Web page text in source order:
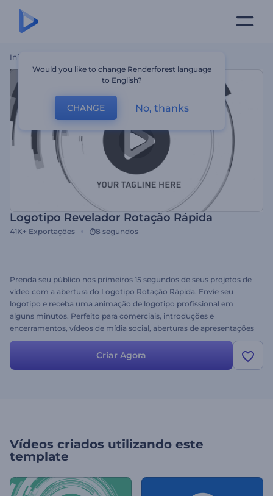
Início
Logotipo Revelador Rotação Rápida
41K+ Exportações 8 segundos
Prenda seu público nos primeiros 15 segundos de seus projetos de
vídeo com a abertura do Logotipo Rotação Rápida. Envie seu
logotipo e receba uma animação de logotipo profissional em
alguns minutos. Perfeito para comerciais, introduções e
encerramentos, vídeos de mídia social, aberturas de apresentações
e muito mais. Transmita uma aparência profissional aos seus
vídeos e apresentações. Experimente agora mesmo de graça!
Criar Agora
Vídeos criados utilizando este
template
Would you like to change Renderforest language
to English?
CHANGE No, thanks